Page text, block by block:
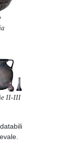
II-III